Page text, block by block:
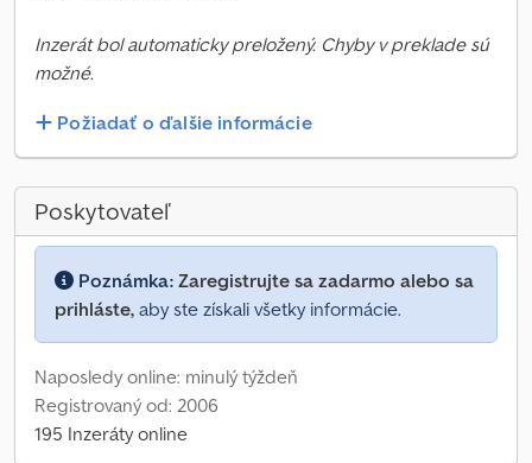
Inzerát bol automaticky preložený. Chyby v preklade sú
možné.
Požiadať o ďalšie informácie
Poskytovateľ
Poznámka: Zaregistrujte sa zadarmo alebo sa
prihláste, aby ste získali všetky informácie.
Naposledy online: minulý týždeň
Registrovaný od: 2006
195 Inzeráty online